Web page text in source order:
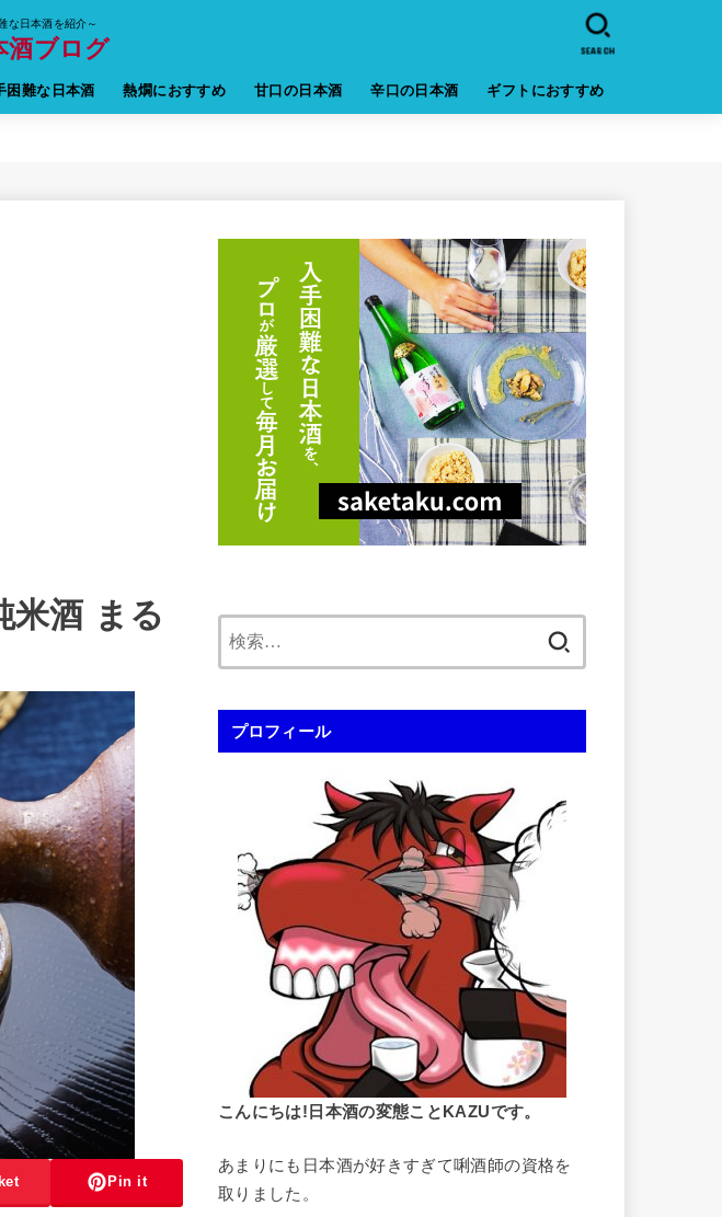
な日本酒を紹介～
酒ブログ
困難な日本酒 熱燗におすすめ 甘口の日本酒 辛口の日本酒 ギフトにおすすめ
SEARCH
米酒 まる
Pin it
プロフィール
こんにちは!日本酒の変態ことKAZUです。
あまりにも日本酒が好きすぎて唎酒師の資格を
取りました。